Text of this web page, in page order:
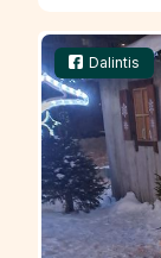
Dalintis